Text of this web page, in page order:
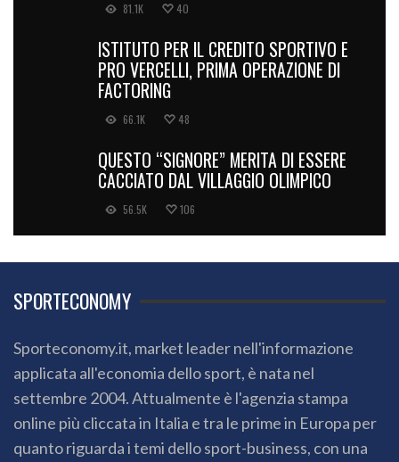
81.1K 40
ISTITUTO PER IL CREDITO SPORTIVO E
PRO VERCELLI, PRIMA OPERAZIONE DI
FACTORING
66.1K 48
QUESTO “SIGNORE” MERITA DI ESSERE
CACCIATO DAL VILLAGGIO OLIMPICO
56.5K 106
SPORTECONOMY
Sporteconomy.it, market leader nell'informazione
applicata all'economia dello sport, è nata nel
settembre 2004. Attualmente è l'agenzia stampa
online più cliccata in Italia e tra le prime in Europa per
quanto riguarda i temi dello sport-business, con una